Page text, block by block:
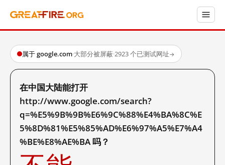
属于 google.com·大部分被屏蔽·2923 个已测试网址→
在中国大陆能打开
http://www.google.com/search?
q=%E5%9B%9B%E6%9C%88%E4%BA%8C%E
5%8D%81%E5%85%AD%E6%97%A5%E7%A4
%BE%E8%AE%BA 吗？